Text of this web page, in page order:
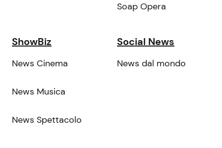
Soap Opera
ShowBiz
News Cinema
News Musica
News Spettacolo
Social News
News dal mondo